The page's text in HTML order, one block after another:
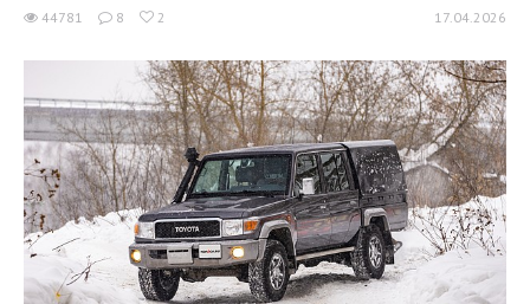
44781 8 2 17.04.2026